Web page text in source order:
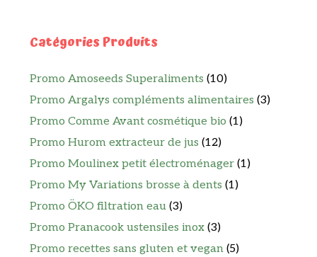
Catégories Produits
Promo Amoseeds Superaliments (10)
Promo Argalys compléments alimentaires (3)
Promo Comme Avant cosmétique bio (1)
Promo Hurom extracteur de jus (12)
Promo Moulinex petit électroménager (1)
Promo My Variations brosse à dents (1)
Promo ÖKO filtration eau (3)
Promo Pranacook ustensiles inox (3)
Promo recettes sans gluten et vegan (5)